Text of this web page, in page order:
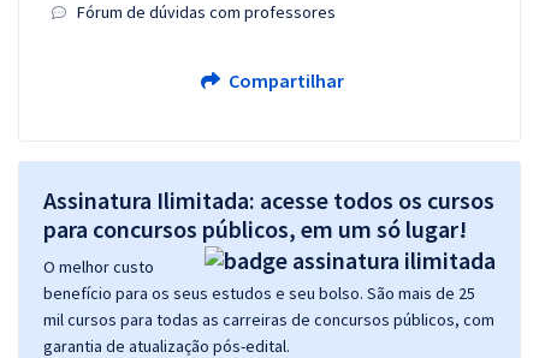
Fórum de dúvidas com professores
Compartilhar
Assinatura Ilimitada: acesse todos os cursos
para concursos públicos, em um só lugar!
O melhor custo
benefício para os seus estudos e seu bolso. São mais de 25
mil cursos para todas as carreiras de concursos públicos, com
garantia de atualização pós-edital.